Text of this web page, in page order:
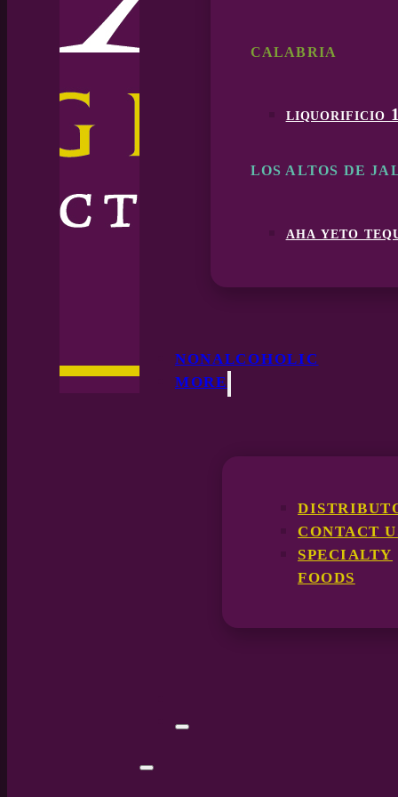
CALABRIA
liquorificio
LOS ALTOS DE
aha yeto
NONALCOHOLIC
MORE
CONTACT
SPECIALTY
FOODS